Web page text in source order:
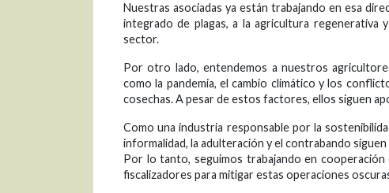
Nuestras asociadas ya están trabajando en esa
integrado de plagas, a la agricultura regenerativa
sector.
Por otro lado, entendemos a nuestros
como la pandemia, el cambio climático y los
cosechas. A pesar de estos factores, ellos siguen
Como una industria responsable por la
informalidad, la adulteración y el contrabando
Por lo tanto, seguimos trabajando en
fiscalizadores para mitigar estas operaciones